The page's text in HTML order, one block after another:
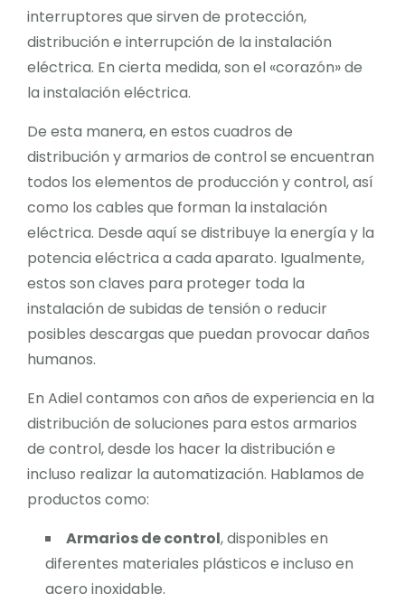
interruptores que sirven de protección,
distribución e interrupción de la instalación
eléctrica. En cierta medida, son el «corazón» de
la instalación eléctrica.
De esta manera, en estos cuadros de
distribución y armarios de control se encuentran
todos los elementos de producción y control, así
como los cables que forman la instalación
eléctrica. Desde aquí se distribuye la energía y la
potencia eléctrica a cada aparato. Igualmente,
estos son claves para proteger toda la
instalación de subidas de tensión o reducir
posibles descargas que puedan provocar daños
humanos.
En Adiel contamos con años de experiencia en la
distribución de soluciones para estos armarios
de control, desde los hacer la distribución e
incluso realizar la automatización. Hablamos de
productos como:
Armarios de control, disponibles en
diferentes materiales plásticos e incluso en
acero inoxidable.